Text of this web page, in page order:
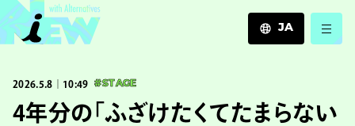
JA
ZH
2026.5.8｜10:49 #STAGE
4年分の「ふざけたくてたまらない